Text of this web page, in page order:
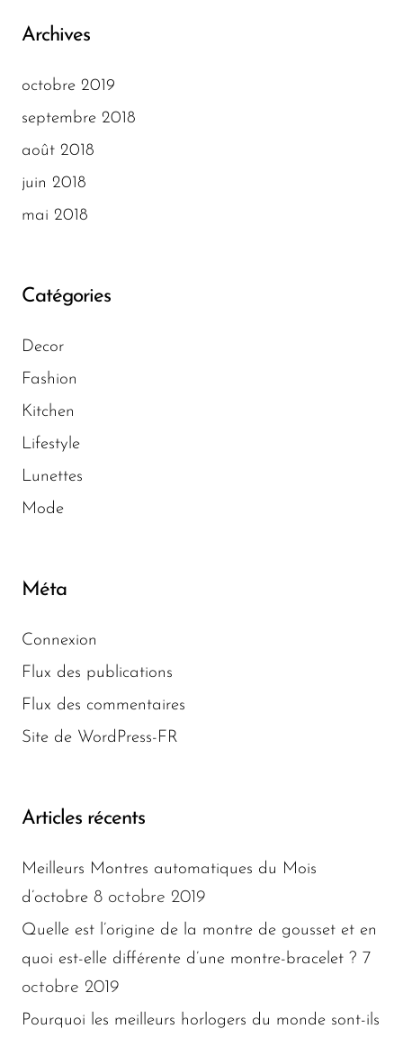
Archives
octobre 2019
septembre 2018
août 2018
juin 2018
mai 2018
Catégories
Decor
Fashion
Kitchen
Lifestyle
Lunettes
Mode
Méta
Connexion
Flux des publications
Flux des commentaires
Site de WordPress-FR
Articles récents
Meilleurs Montres automatiques du Mois
d’octobre 8 octobre 2019
Quelle est l’origine de la montre de gousset et en
quoi est-elle différente d’une montre-bracelet ? 7
octobre 2019
Pourquoi les meilleurs horlogers du monde sont-ils